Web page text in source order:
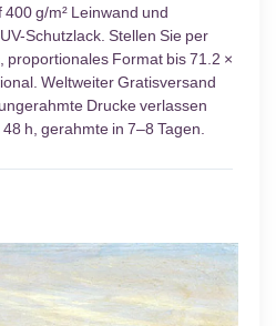
g/m² Leinwand und
Schutzlack. Stellen Sie per
proportionales Format bis 71.2 ×
Weltweiter Gratisversand
Drucke verlassen
h, gerahmte in 7–8 Tagen.